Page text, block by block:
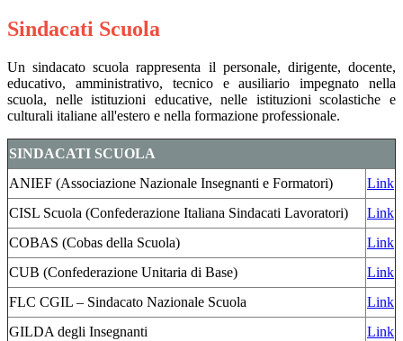
Sindacati Scuola
Un sindacato scuola rappresenta il personale, dirigente, docente,
educativo, amministrativo, tecnico e ausiliario impegnato nella
scuola, nelle istituzioni educative, nelle istituzioni scolastiche e
culturali italiane all'estero e nella formazione professionale.
SINDACATI SCUOLA
ANIEF (Associazione Nazionale Insegnanti e Formatori)
Link
CISL Scuola (Confederazione Italiana Sindacati Lavoratori)
Link
COBAS (Cobas della Scuola)
Link
CUB (Confederazione Unitaria di Base)
Link
FLC CGIL – Sindacato Nazionale Scuola
Link
GILDA degli Insegnanti
Link